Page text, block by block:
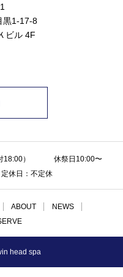
黒1-17-8
ビル 4F
付18:00） 休祭日10:00〜
休日：不定休
ABOUT
NEWS
head spa